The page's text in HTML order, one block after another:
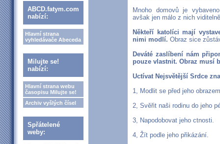
ABCD.fatym.com
nabízí:
Hlavní strana
vyhledávače Abeceda
Milujte se!
nabízí:
Hlavní strana webu
časopisu Milujte se!
Archiv vyšlých čísel
Spřátelené
weby:
Mnoho domovů je
avšak jen málo z nich
Někteří katolíci mají
nimi modlí. Obraz sice
Deváté zaslíbení nám
pouze vlastnit. Obraz musí
Uctívat Nejsvětější Srdce
1, Modlit se před jeho
2, Svěřit naši rodinu do jeho
3, Napodobovat jeho ctnosti.
4, Žít podle jeho přikázání.